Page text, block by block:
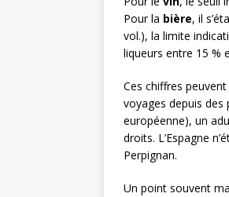
Pour la bière, il
vol.), la limite
liqueurs entre 15 %
Ces chiffres
voyages depuis des
européenne), un
droits. L’Espagne
Perpignan.
Un point souvent